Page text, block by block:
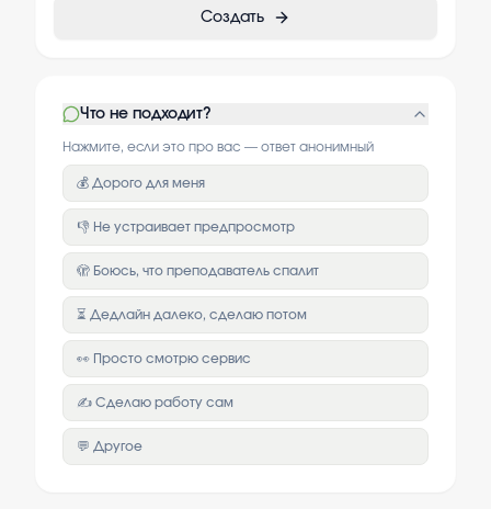
Создать
Что не подходит?
Нажмите, если это про вас — ответ анонимный
💰 Дорого для меня
👎 Не устраивает предпросмотр
🫣 Боюсь, что преподаватель спалит
⏳ Дедлайн далеко, сделаю потом
👀 Просто смотрю сервис
✍️ Сделаю работу сам
💬 Другое